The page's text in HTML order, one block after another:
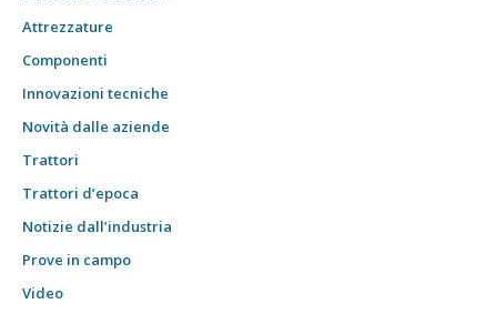
Attrezzature
Componenti
Innovazioni tecniche
Novità dalle aziende
Trattori
Trattori d’epoca
Notizie dall’industria
Prove in campo
Video